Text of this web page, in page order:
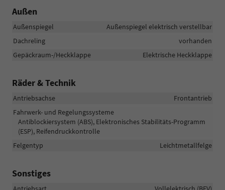
Außen
Außenspiegel
Außenspiegel elektrisch verstellbar
Dachreling
vorhanden
Gepäckraum-/Heckklappe
Elektrische Heckklappe
Räder & Technik
Antriebsachse
Frontantrieb
Fahrwerk- und Regelungssysteme
Antiblockiersystem (ABS), Elektronisches Stabilitäts-Programm
(ESP), Reifendruckkontrolle
Felgentyp
Leichtmetallfelge
Sonstiges